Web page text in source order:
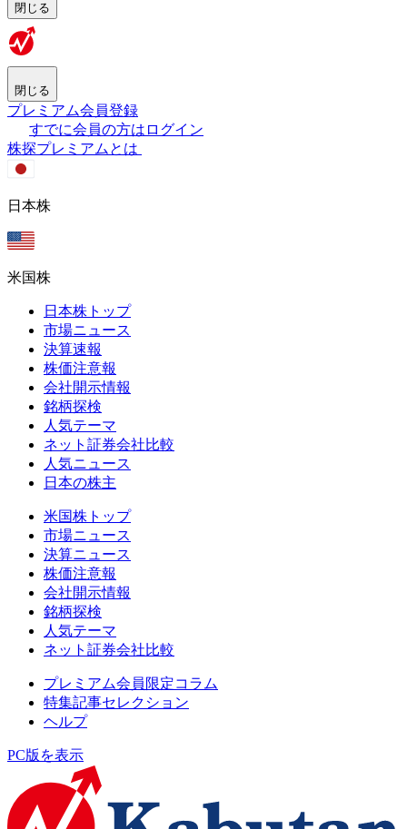
閉じる
閉じる
プレミアム会員登録
すでに会員の方はログイン
株探プレミアムとは
日本株
米国株
日本株トップ
市場ニュース
決算速報
株価注意報
会社開示情報
銘柄探検
人気テーマ
ネット証券会社比較
人気ニュース
日本の株主
米国株トップ
市場ニュース
決算ニュース
株価注意報
会社開示情報
銘柄探検
人気テーマ
ネット証券会社比較
プレミアム会員限定コラム
特集記事セレクション
ヘルプ
PC版を表示